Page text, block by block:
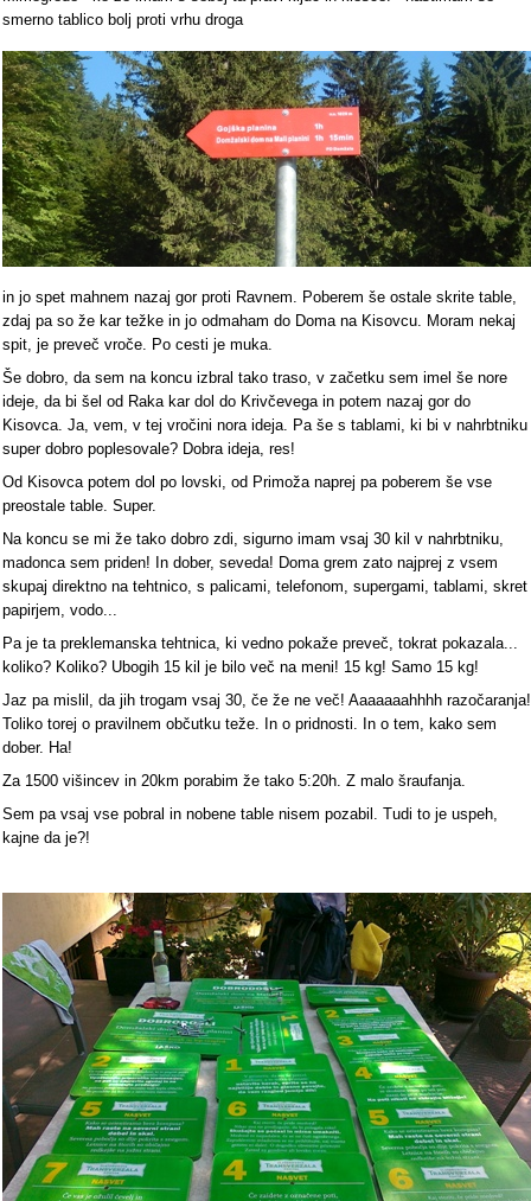
smerno tablico bolj proti vrhu droga
in jo spet mahnem nazaj gor proti Ravnem. Poberem še ostale skrite table,
zdaj pa so že kar težke in jo odmaham do Doma na Kisovcu. Moram nekaj
spit, je preveč vroče. Po cesti je muka.
Še dobro, da sem na koncu izbral tako traso, v začetku sem imel še nore
ideje, da bi šel od Raka kar dol do Krivčevega in potem nazaj gor do
Kisovca. Ja, vem, v tej vročini nora ideja. Pa še s tablami, ki bi v nahrbtniku
super dobro poplesovale? Dobra ideja, res!
Od Kisovca potem dol po lovski, od Primoža naprej pa poberem še vse
preostale table. Super.
Na koncu se mi že tako dobro zdi, sigurno imam vsaj 30 kil v nahrbtniku,
madonca sem priden! In dober, seveda! Doma grem zato najprej z vsem
skupaj direktno na tehtnico, s palicami, telefonom, supergami, tablami, skret
papirjem, vodo...
Pa je ta preklemanska tehtnica, ki vedno pokaže preveč, tokrat pokazala...
koliko? Koliko? Ubogih 15 kil je bilo več na meni! 15 kg! Samo 15 kg!
Jaz pa mislil, da jih trogam vsaj 30, če že ne več! Aaaaaaahhhh razočaranja!
Toliko torej o pravilnem občutku teže. In o pridnosti. In o tem, kako sem
dober. Ha!
Za 1500 višincev in 20km porabim že tako 5:20h. Z malo šraufanja.
Sem pa vsaj vse pobral in nobene table nisem pozabil. Tudi to je uspeh,
kajne da je?!